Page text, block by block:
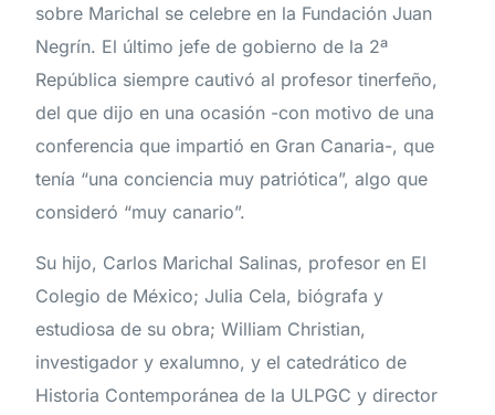
sobre Marichal se celebre en la Fundación Juan
Negrín. El último jefe de gobierno de la 2ª
República siempre cautivó al profesor tinerfeño,
del que dijo en una ocasión -con motivo de una
conferencia que impartió en Gran Canaria-, que
tenía “una conciencia muy patriótica”, algo que
consideró “muy canario”.
Su hijo, Carlos Marichal Salinas, profesor en El
Colegio de México; Julia Cela, biógrafa y
estudiosa de su obra; William Christian,
investigador y exalumno, y el catedrático de
Historia Contemporánea de la ULPGC y director